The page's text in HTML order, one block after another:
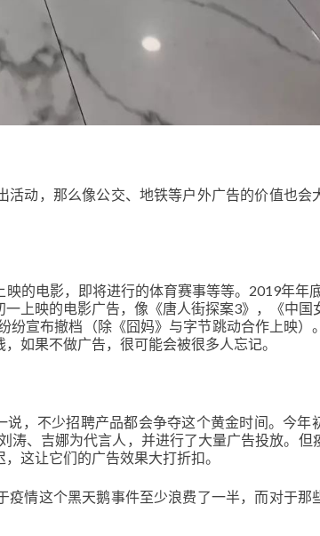
动，那么像公交、地铁等户外广告的价值也会
的电影，即将进行的体育赛事等等。2019年年
上映的电影广告，像《唐人街探案3》，《中国
纷宣布撤档（除《囧妈》与字节跳动合作上映）
如果不做广告，很可能会被很多人忘记。
，不少招聘产品都会争夺这个黄金时间。今年
涛、吉娜为代言人，并进行了大量广告投放。但
这让它们的广告效果大打折扣。
情这个黑天鹅事件至少浪费了一半，而对于那